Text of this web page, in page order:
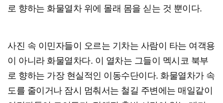
로 향하는 화물열차 위에 몰래 몸을 싣는 것 뿐이다.
사진 속 이민자들이 오르는 기차는 사람이 타는 여객용
이 아니라 화물열차다. 이 열차는 그들이 멕시코 북부
로 향하는 가장 현실적인 이동수단이다. 화물열차가 속
도를 줄이거나 잠시 멈춰서는 철길 주변에는 매일같이